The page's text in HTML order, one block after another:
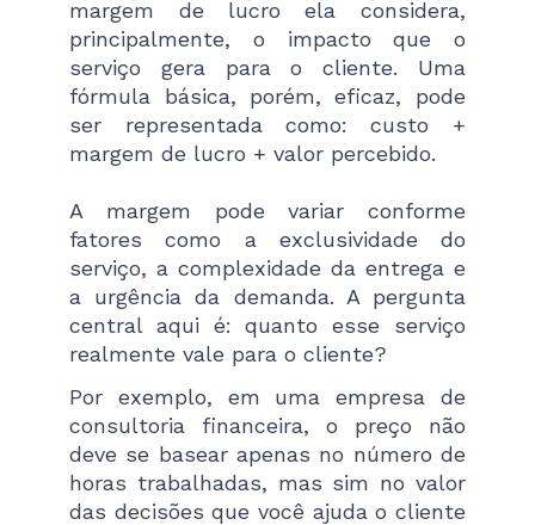
margem de lucro ela considera,
principalmente, o impacto que o
serviço gera para o cliente. Uma
fórmula básica, porém, eficaz, pode
ser representada como: custo +
margem de lucro + valor percebido.
A margem pode variar conforme
fatores como a exclusividade do
serviço, a complexidade da entrega e
a urgência da demanda. A pergunta
central aqui é: quanto esse serviço
realmente vale para o cliente?
Por exemplo, em uma empresa de
consultoria financeira, o preço não
deve se basear apenas no número de
horas trabalhadas, mas sim no valor
das decisões que você ajuda o cliente